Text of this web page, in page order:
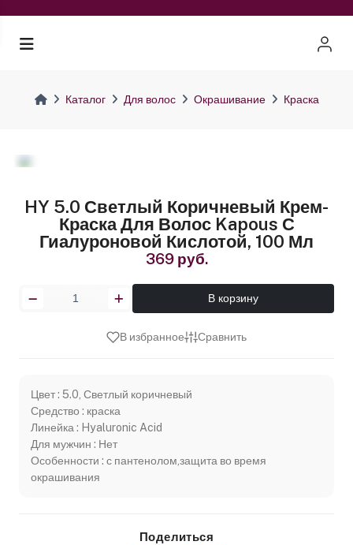
Каталог Для волос Окрашивание Краска
HY 5.0 Светлый Коричневый Крем-
Краска Для Волос Kapous С
Гиалуроновой Кислотой, 100 Мл
369 руб.
В корзину
В избранное Сравнить
Цвет : 5.0, Светлый коричневый
Средство : краска
Линейка : Hyaluronic Acid
Для мужчин : Нет
Особенности : с пантенолом,защита во время
окрашивания
Поделиться